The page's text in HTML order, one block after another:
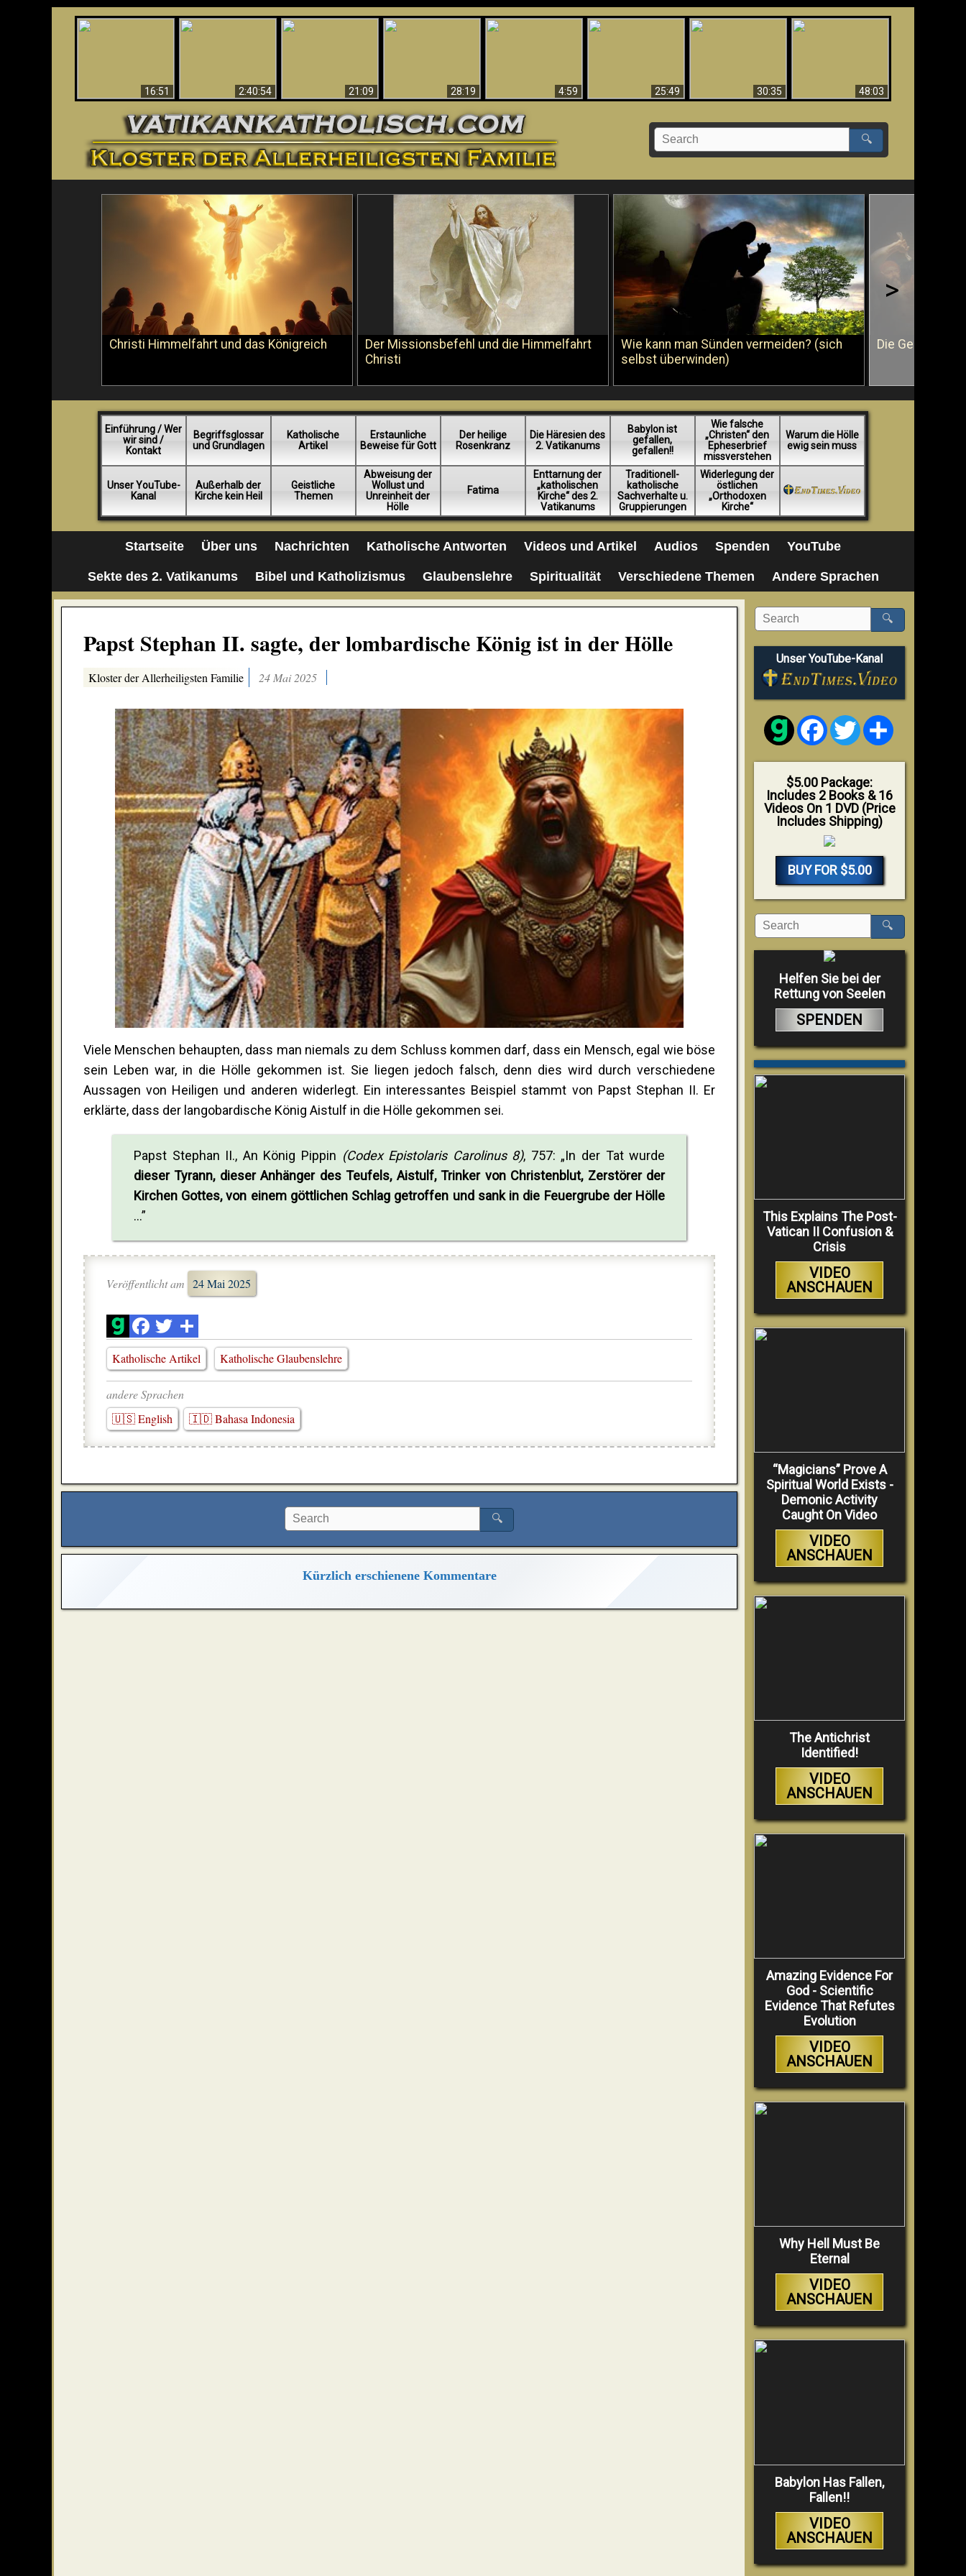
16:51
2:40:54
21:09
28:19
4:59
25:49 30:35
48:03
🔍
Christi Himmelfahrt und das Königreich
Der Missionsbefehl und die Himmelfahrt
Christi
Wie kann man Sünden vermeiden? (sich
selbst überwinden)
Die Geißelung
>
Einführung / Wer
wir sind /
Kontakt
Begriffsglossar
und Grundlagen
Katholische
Artikel
Erstaunliche
Beweise für Gott
Der heilige
Rosenkranz
Die Häresien des
2. Vatikanums
Babylon ist
gefallen,
gefallen!!
Wie falsche
„Christen“ den
Epheserbrief
missverstehen
Warum die Hölle
ewig sein muss
Unser YouTube-
Kanal
Außerhalb der
Kirche kein Heil
Geistliche
Themen
Abweisung der
Wollust und
Unreinheit der
Hölle
Fatima
Enttarnung der
„katholischen
Kirche“ des 2.
Vatikanums
Traditionell-
katholische
Sachverhalte u.
Gruppierungen
Widerlegung der
östlichen
„Orthodoxen
Kirche“
Startseite Über uns Nachrichten Katholische Antworten Videos und Artikel Audios Spenden YouTube
Sekte des 2. Vatikanums Bibel und Katholizismus Glaubenslehre Spiritualität Verschiedene Themen Andere Sprachen
Papst Stephan II. sagte, der lombardische König ist in der Hölle
Kloster der Allerheiligsten Familie 24 Mai 2025
Viele Menschen behaupten, dass man niemals zu dem Schluss kommen darf, dass ein Mensch, egal wie böse
sein Leben war, in die Hölle gekommen ist. Sie liegen jedoch falsch, denn dies wird durch verschiedene
Aussagen von Heiligen und anderen widerlegt. Ein interessantes Beispiel stammt von Papst Stephan II. Er
erklärte, dass der langobardische König Aistulf in die Hölle gekommen sei.
Papst Stephan II., An König Pippin (Codex Epistolaris Carolinus 8), 757: „In der Tat wurde
dieser Tyrann, dieser Anhänger des Teufels, Aistulf, Trinker von Christenblut, Zerstörer der
Kirchen Gottes, von einem göttlichen Schlag getroffen und sank in die Feuergrube der Hölle
...”
Veröffentlicht am 24 Mai 2025
Katholische Artikel Katholische Glaubenslehre
andere Sprachen
🇺🇸 English
🇮🇩 Bahasa Indonesia
🔍
Kürzlich erschienene Kommentare
🔍
Unser YouTube-Kanal
FacebookTwitter
$5.00 Package:
Includes 2 Books & 16
Videos On 1 DVD (Price
Includes Shipping)
BUY FOR $5.00
🔍
Helfen Sie bei der
Rettung von Seelen
SPENDEN
This Explains The Post-
Vatican II Confusion &
Crisis
VIDEO
ANSCHAUEN
“Magicians” Prove A
Spiritual World Exists -
Demonic Activity
Caught On Video
VIDEO
ANSCHAUEN
The Antichrist
Identified!
VIDEO
ANSCHAUEN
Amazing Evidence For
God - Scientific
Evidence That Refutes
Evolution
VIDEO
ANSCHAUEN
Why Hell Must Be
Eternal
VIDEO
ANSCHAUEN
Babylon Has Fallen,
Fallen!!
VIDEO
ANSCHAUEN